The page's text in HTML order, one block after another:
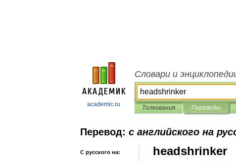
academic.ru
Словари и
Толкования Переводы
Перевод: с английского на
С русского на: headshrinker